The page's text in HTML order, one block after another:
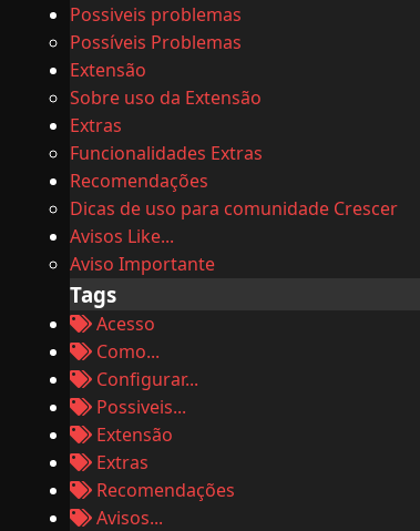
Possiveis problemas
Possíveis Problemas
Extensão
Sobre uso da Extensão
Extras
Funcionalidades Extras
Recomendações
Dicas de uso para comunidade Crescer
Avisos Like...
Aviso Importante
Tags
Acesso
Como...
Configurar...
Possiveis...
Extensão
Extras
Recomendações
Avisos...